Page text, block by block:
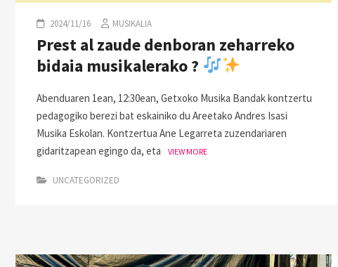
2024/11/16 MUSIKALIA
Prest al zaude denboran zeharreko
bidaia musikalerako ?
Abenduaren 1ean, 12:30ean, Getxoko Musika Bandak kontzertu
pedagogiko berezi bat eskainiko du Areetako Andres Isasi
Musika Eskolan. Kontzertua Ane Legarreta zuzendariaren
gidaritzapean egingo da, eta
VIEW MORE
UNCATEGORIZED